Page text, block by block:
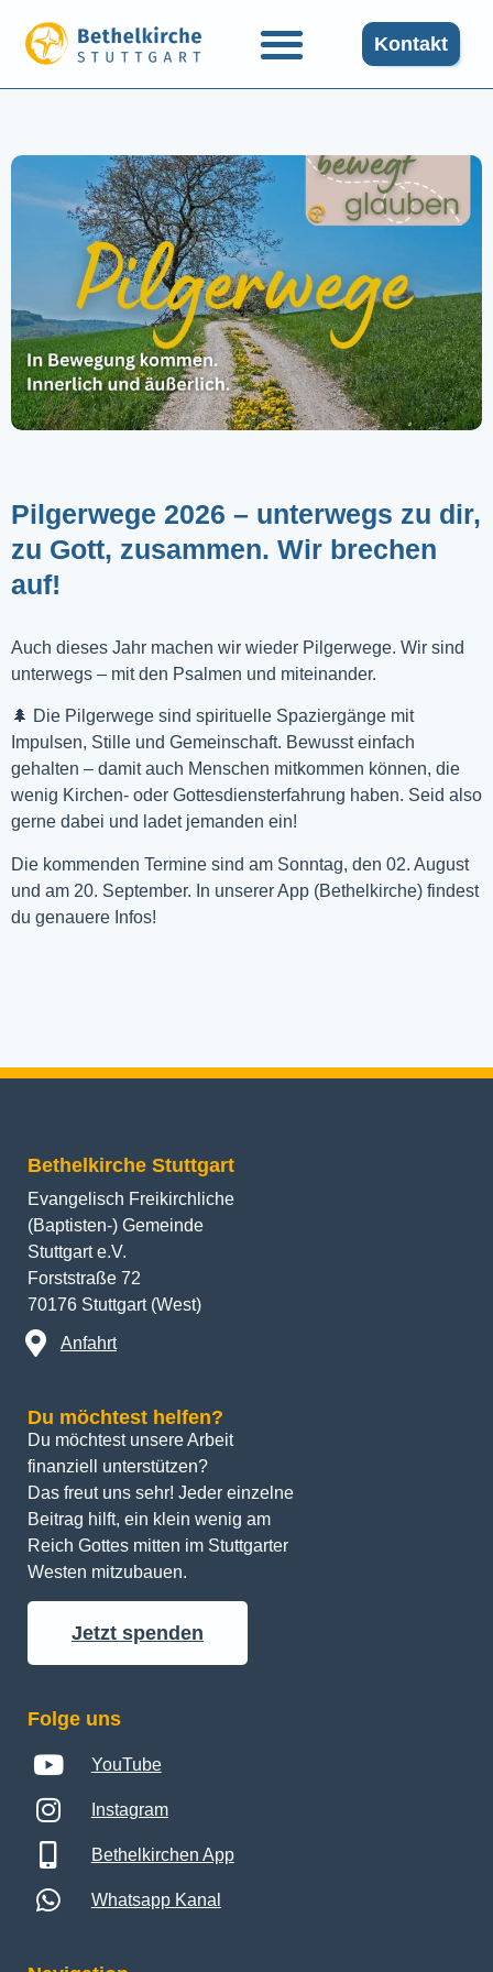
Kontakt
Pilgerwege 2026 – unterwegs zu dir,
zu Gott, zusammen. Wir brechen
auf!
Auch dieses Jahr machen wir wieder Pilgerwege. Wir sind
unterwegs – mit den Psalmen und miteinander.
🌲 Die Pilgerwege sind spirituelle Spaziergänge mit
Impulsen, Stille und Gemeinschaft. Bewusst einfach
gehalten – damit auch Menschen mitkommen können, die
wenig Kirchen- oder Gottesdiensterfahrung haben. Seid also
gerne dabei und ladet jemanden ein!
Die kommenden Termine sind am Sonntag, den 02. August
und am 20. September. In unserer App (Bethelkirche) findest
du genauere Infos!
Bethelkirche Stuttgart
Evangelisch Freikirchliche
(Baptisten-) Gemeinde
Stuttgart e.V.
Forststraße 72
70176 Stuttgart (West)
Anfahrt
Du möchtest helfen?
Du möchtest unsere Arbeit
finanziell unterstützen?
Das freut uns sehr! Jeder einzelne
Beitrag hilft, ein klein wenig am
Reich Gottes mitten im Stuttgarter
Westen mitzubauen.
Jetzt spenden
Folge uns
YouTube
Instagram
Bethelkirchen App
Whatsapp Kanal